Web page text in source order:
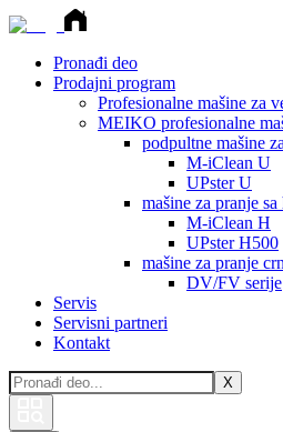
Pronađi deo
Prodajni program
Profesionalne mašine za
MEIKO profesionalne
podpultne mašine
M-iClean U
UPster U
mašine za pranje
M-iClean H
UPster H500
mašine za pranje
DV/FV serije
Servis
Servisni partneri
Kontakt
X